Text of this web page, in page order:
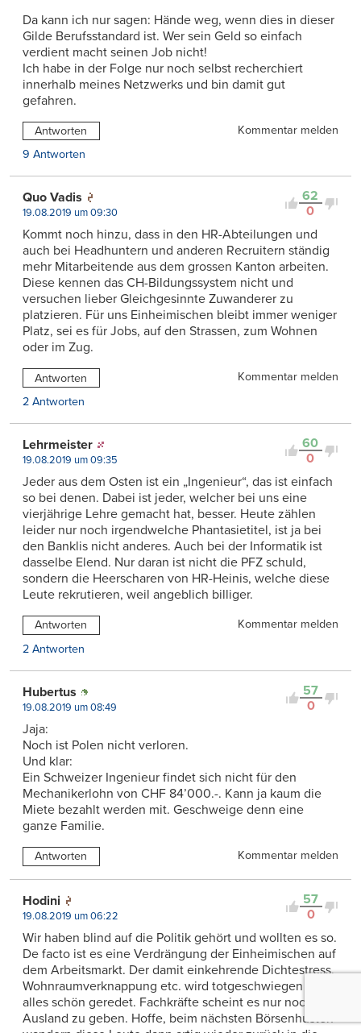
Da kann ich nur sagen: Hände weg, wenn dies in dieser
Gilde Berufsstandard ist. Wer sein Geld so einfach
verdient macht seinen Job nicht!
Ich habe in der Folge nur noch selbst recherchiert
innerhalb meines Netzwerks und bin damit gut
gefahren.
Antworten
Kommentar melden
9 Antworten
62
0
Quo Vadis
19.08.2019 um 09:30
Kommt noch hinzu, dass in den HR-Abteilungen und
auch bei Headhuntern und anderen Recruitern ständig
mehr Mitarbeitende aus dem grossen Kanton arbeiten.
Diese kennen das CH-Bildungssystem nicht und
versuchen lieber Gleichgesinnte Zuwanderer zu
platzieren. Für uns Einheimischen bleibt immer weniger
Platz, sei es für Jobs, auf den Strassen, zum Wohnen
oder im Zug.
Antworten
Kommentar melden
2 Antworten
60
0
Lehrmeister
19.08.2019 um 09:35
Jeder aus dem Osten ist ein „Ingenieur“, das ist einfach
so bei denen. Dabei ist jeder, welcher bei uns eine
vierjährige Lehre gemacht hat, besser. Heute zählen
leider nur noch irgendwelche Phantasietitel, ist ja bei
den Banklis nicht anderes. Auch bei der Informatik ist
dasselbe Elend. Nur daran ist nicht die PFZ schuld,
sondern die Heerscharen von HR-Heinis, welche diese
Leute rekrutieren, weil angeblich billiger.
Antworten
Kommentar melden
2 Antworten
57
0
Hubertus
19.08.2019 um 08:49
Jaja:
Noch ist Polen nicht verloren.
Und klar:
Ein Schweizer Ingenieur findet sich nicht für den
Mechanikerlohn von CHF 84’000.-. Kann ja kaum die
Miete bezahlt werden mit. Geschweige denn eine
ganze Familie.
Antworten Kommentar melden
57
0
Hodini
19.08.2019 um 06:22
Wir haben blind auf die Politik gehört und wollten es so.
De facto ist es eine Verdrängung der Einheimischen auf
dem Arbeitsmarkt. Der damit einkehrende Dichtestress,
Wohnraumverknappung etc. wird totgeschwiegen und
alles schön geredet. Fachkräfte scheint es nur noch im
Ausland zu geben. Hoffe, beim nächsten Börsenhusten